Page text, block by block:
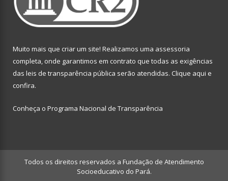
Muito mais que criar um site! Realizamos uma assessoria
completa, onde garantimos em contrato que todas as exigências
das leis de transparência pública serão atendidas. Clique aqui e
confira.
Conheça o Programa Nacional de Transparência
Todos os direitos reservados a Fundação de Atendimento
Socioeducativo do Pará.